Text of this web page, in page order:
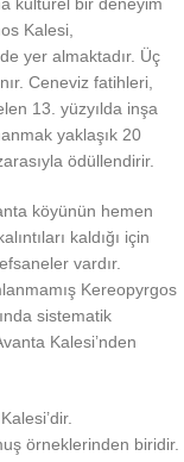
kültürel bir deneyim
Kalesi,
yer almaktadır. Üç
Ceneviz fatihleri,
13. yüzyılda inşa
yaklaşık 20
ödüllendirir.
köyünün hemen
kaldığı için
vardır.
Kereopyrgos
sistematik
Kalesi’nden
örneklerinden biridir.